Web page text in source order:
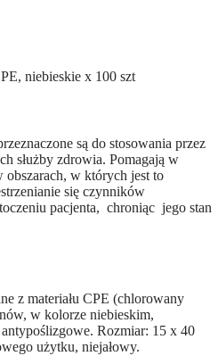
niebieskie x 100 szt
są do stosowania przez
służby zdrowia. Pomagają w
w których jest to
się czynników
pacjenta, chroniąc jego stan
z materiału CPE (chlorowany
w kolorze niebieskim,
Rozmiar: 15 x 40
użytku, niejałowy.